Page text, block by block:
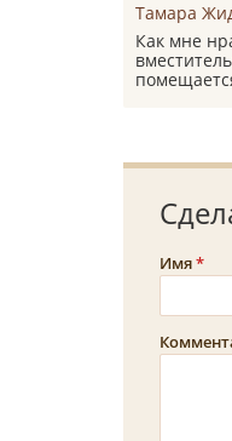
Тамара
Как мне
Имя